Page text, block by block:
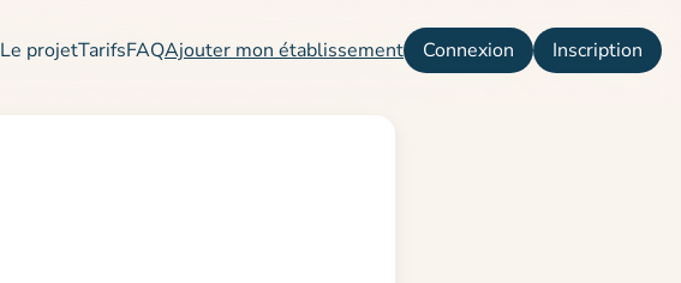
Le projetTarifsFAQAjouter mon établissement Connexion Inscription